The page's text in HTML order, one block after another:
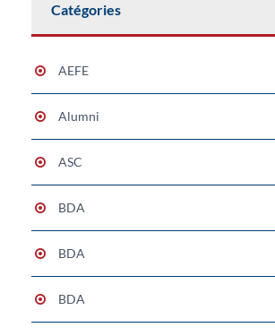
Catégories
AEFE
Alumni
ASC
BDA
BDA
BDA